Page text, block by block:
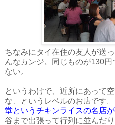
ちなみにタイ在住の友人が送
んなカンジ。同じものが130
ない。
というわけで、近所にあって
な、というレベルのお店です。
堂というチキンライスの名店が
谷まで出張って行列に並んだ